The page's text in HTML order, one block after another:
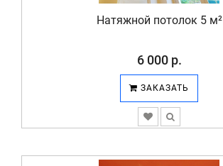
Натяжной потолок 5 м²
6 000 р.
ЗАКАЗАТЬ